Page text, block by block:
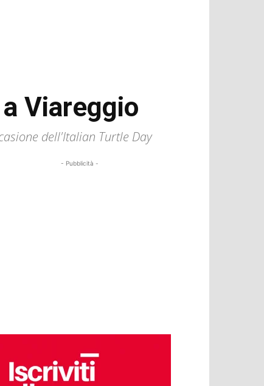
Viareggio
dell'Italian Turtle Day
- Pubblicità -